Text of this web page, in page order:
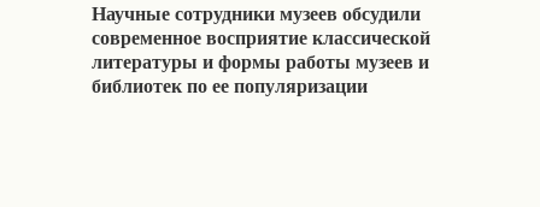
Научные сотрудники музеев обсудили
современное восприятие классической
литературы и формы работы музеев и
библиотек по ее популяризации